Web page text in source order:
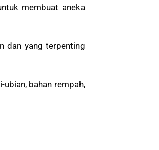
membuat aneka
dan yang terpenting
bahan rempah,